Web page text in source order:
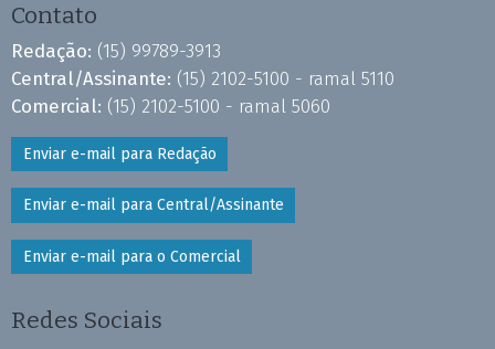
Contato
Redação: (15) 99789-3913
Central/Assinante: (15) 2102-5100 - ramal 5110
Comercial: (15) 2102-5100 - ramal 5060
Enviar e-mail para Redação
Enviar e-mail para Central/Assinante
Enviar e-mail para o Comercial
Redes Sociais